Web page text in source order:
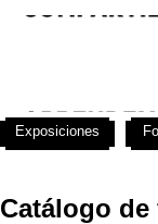
Catálogo
Exposiciones